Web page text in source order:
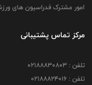
امور مشترک فدراسیون های
مرکز تماس پشتیبانی
تلفن : 02188830803
تلفن : 02188824016